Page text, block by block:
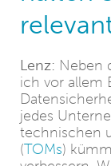
Lenz: Neben
ich vor allem
jedes
technischen
(TOMs)